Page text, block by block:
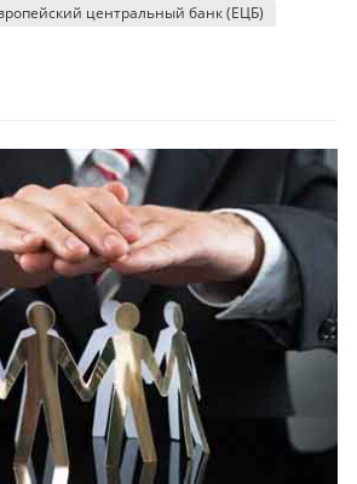
центральный банк (ЕЦБ)